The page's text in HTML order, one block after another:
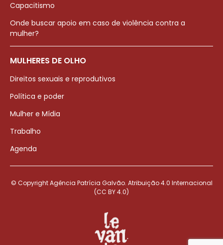
Capacitismo
Onde buscar apoio em caso de violência contra a
mulher?
MULHERES DE OLHO
Direitos sexuais e reprodutivos
Política e poder
Mulher e Mídia
Trabalho
Agenda
© Copyright Agência Patrícia Galvão. Atribuição 4.0 Internacional
(CC BY 4.0)